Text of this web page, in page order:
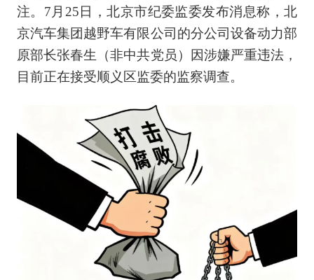
注。7月25日，北京市纪委监委发布消息称，北
京汽车集团越野车有限公司的分公司设备动力部
原部长张春生（非中共党员）因涉嫌严重违法，
目前正在接受顺义区监委的监察调查。